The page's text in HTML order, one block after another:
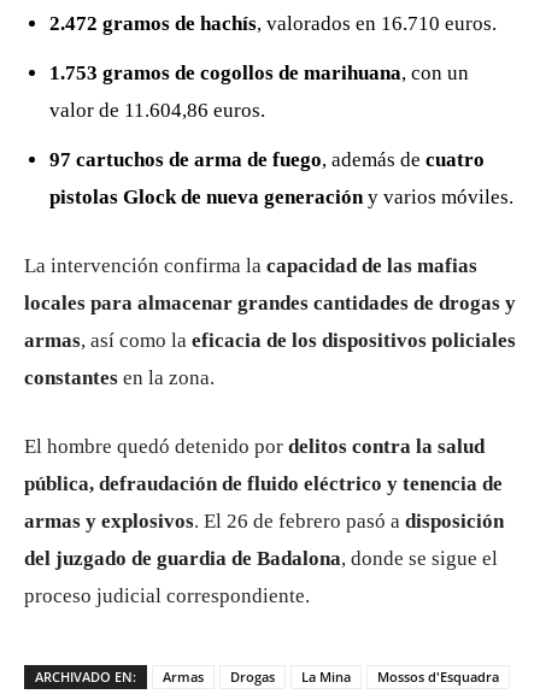
2.472 gramos de hachís, valorados en 16.710 euros.
1.753 gramos de cogollos de marihuana, con un
valor de 11.604,86 euros.
97 cartuchos de arma de fuego, además de cuatro
pistolas Glock de nueva generación y varios móviles.
La intervención confirma la capacidad de las mafias
locales para almacenar grandes cantidades de drogas y
armas, así como la eficacia de los dispositivos policiales
constantes en la zona.
El hombre quedó detenido por delitos contra la salud
pública, defraudación de fluido eléctrico y tenencia de
armas y explosivos. El 26 de febrero pasó a disposición
del juzgado de guardia de Badalona, donde se sigue el
proceso judicial correspondiente.
ARCHIVADO EN: Armas Drogas La Mina
Mossos d'Esquadra